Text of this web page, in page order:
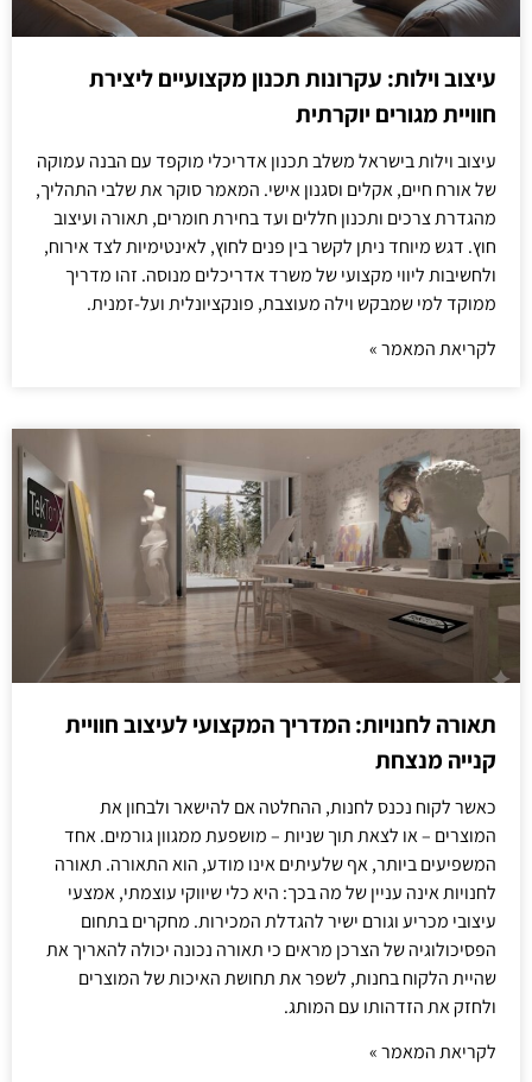
עיצוב וילות: עקרונות תכנון מקצועיים ליצירת
חוויית מגורים יוקרתית
עיצוב וילות בישראל משלב תכנון אדריכלי מוקפד עם הבנה עמוקה
של אורח חיים, אקלים וסגנון אישי. המאמר סוקר את שלבי התהליך,
מהגדרת צרכים ותכנון חללים ועד בחירת חומרים, תאורה ועיצוב
חוץ. דגש מיוחד ניתן לקשר בין פנים לחוץ, לאינטימיות לצד אירוח,
ולחשיבות ליווי מקצועי של משרד אדריכלים מנוסה. זהו מדריך
ממוקד למי שמבקש וילה מעוצבת, פונקציונלית ועל-זמנית.
לקריאת המאמר »
תאורה לחנויות: המדריך המקצועי לעיצוב חוויית
קנייה מנצחת
כאשר לקוח נכנס לחנות, ההחלטה אם להישאר ולבחון את
המוצרים – או לצאת תוך שניות – מושפעת ממגוון גורמים. אחד
המשפיעים ביותר, אף שלעיתים אינו מודע, הוא התאורה. תאורה
לחנויות אינה עניין של מה בכך: היא כלי שיווקי עוצמתי, אמצעי
עיצובי מכריע וגורם ישיר להגדלת המכירות. מחקרים בתחום
הפסיכולוגיה של הצרכן מראים כי תאורה נכונה יכולה להאריך את
שהיית הלקוח בחנות, לשפר את תחושת האיכות של המוצרים
ולחזק את הזדהותו עם המותג.
לקריאת המאמר »